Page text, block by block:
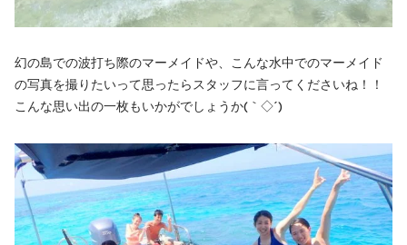
幻の島での波打ち際のマーメイドや、こんな水中でのマーメイド
の写真を撮りたいって思ったらスタッフに言ってくださいね！！
こんな思い出の一枚もいかがでしょうか(｀◇´)ゞ